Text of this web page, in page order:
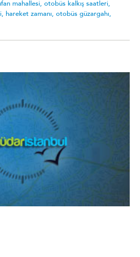
mahallesi̇, otobüs kalkış saatleri,
hareket zamanı, otobüs güzargahı,